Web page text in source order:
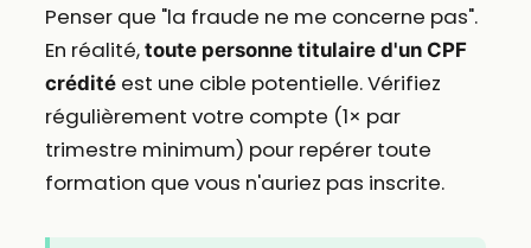
Penser que "la fraude ne me concerne pas".
En réalité, toute personne titulaire d'un CPF
créditéest une cible potentielle. Vérifiez
régulièrement votre compte (1× par
trimestre minimum) pour repérer toute
formation que vous n'auriez pas inscrite.